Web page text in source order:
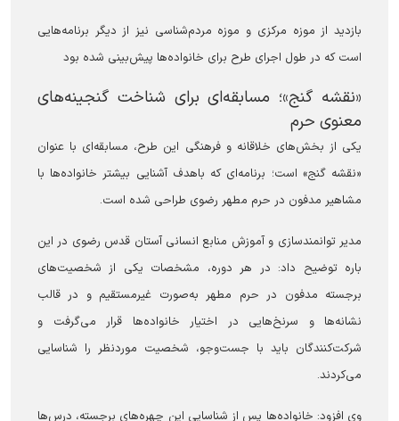
بازدید از موزه مرکزی و موزه مردم‌شناسی نیز از دیگر برنامه‌هایی
است که در طول اجرای طرح برای خانواده‌ها پیش‌بینی شده بود
«نقشه گنج»؛ مسابقه‌ای برای شناخت گنجینه‌های
معنوی حرم
یکی از بخش‌های خلاقانه و فرهنگی این طرح، مسابقه‌ای با عنوان
«نقشه گنج» است؛ برنامه‌ای که باهدف آشنایی بیشتر خانواده‌ها با
مشاهیر مدفون در حرم مطهر رضوی طراحی شده است.
مدیر توانمندسازی و آموزش منابع انسانی آستان قدس رضوی در این
باره توضیح داد: در هر دوره، مشخصات یکی از شخصیت‌های
برجسته مدفون در حرم مطهر به‌صورت غیرمستقیم و در قالب
نشانه‌ها و سرنخ‌هایی در اختیار خانواده‌ها قرار می‌گرفت و
شرکت‌کنندگان باید با جست‌وجو، شخصیت موردنظر را شناسایی
می‌کردند.
وی افزود: خانواده‌ها پس از شناسایی این چهره‌های برجسته، درس‌ها